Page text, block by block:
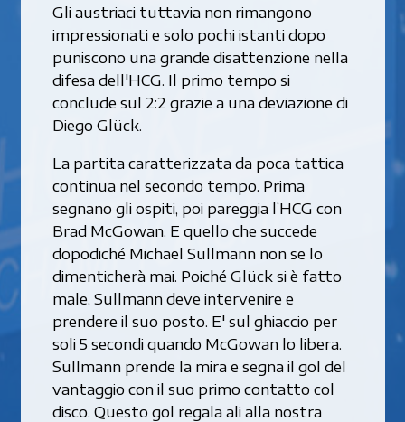
Gli austriaci tuttavia non rimangono
impressionati e solo pochi istanti dopo
puniscono una grande disattenzione nella
difesa dell'HCG. Il primo tempo si
conclude sul 2:2 grazie a una deviazione di
Diego Glück.
La partita caratterizzata da poca tattica
continua nel secondo tempo. Prima
segnano gli ospiti, poi pareggia l’HCG con
Brad McGowan. E quello che succede
dopodiché Michael Sullmann non se lo
dimenticherà mai. Poiché Glück si è fatto
male, Sullmann deve intervenire e
prendere il suo posto. E' sul ghiaccio per
soli 5 secondi quando McGowan lo libera.
Sullmann prende la mira e segna il gol del
vantaggio con il suo primo contatto col
disco. Questo gol regala ali alla nostra